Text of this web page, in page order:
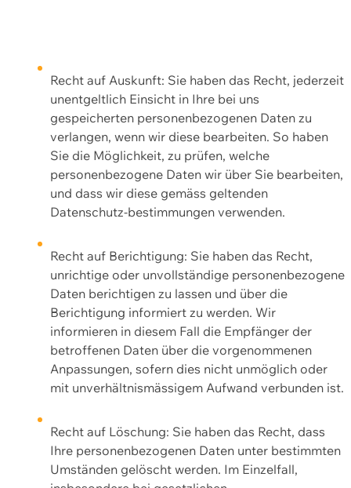
Recht auf Auskunft: Sie haben das Recht, jederzeit
unentgeltlich Einsicht in Ihre bei uns
gespeicherten personenbezogenen Daten zu
verlangen, wenn wir diese bearbeiten. So haben
Sie die Möglichkeit, zu prüfen, welche
personenbezogene Daten wir über Sie bearbeiten,
und dass wir diese gemäss geltenden
Datenschutz-bestimmungen verwenden.
Recht auf Berichtigung: Sie haben das Recht,
unrichtige oder unvollständige personenbezogene
Daten berichtigen zu lassen und über die
Berichtigung informiert zu werden. Wir
informieren in diesem Fall die Empfänger der
betroffenen Daten über die vorgenommenen
Anpassungen, sofern dies nicht unmöglich oder
mit unverhältnismässigem Aufwand verbunden ist.
Recht auf Löschung: Sie haben das Recht, dass
Ihre personenbezogenen Daten unter bestimmten
Umständen gelöscht werden. Im Einzelfall,